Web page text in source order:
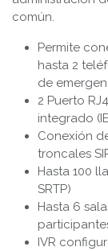
común.
Permite
hasta 2
de
2 Puerto
integrado
Conexión
troncales
Hasta 100
SRTP)
Hasta 6
IVR